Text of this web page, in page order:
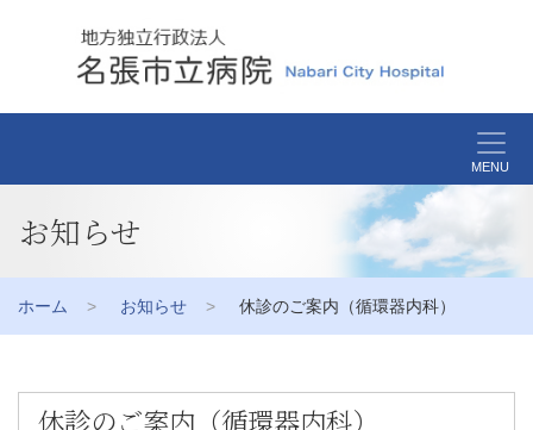
MENU
お知らせ
ホーム お知らせ 休診のご案内（循環器内科）
休診のご案内（循環器内科）